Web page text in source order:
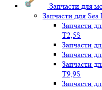
Запчасти для
Запчасти для Sea
Запчасти
Т2,5S
Запчасти
Запчасти
Запчасти
T9,9S
Запчасти